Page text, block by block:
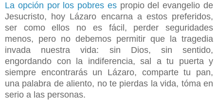
La opción por los pobres espropio del evangelio de
Jesucristo, hoy Lázaro encarna a estos preferidos,
ser como ellos no es fácil, perder seguridades
menos, pero no debemos permitir que la tragedia
invada nuestra vida: sin Dios, sin sentido,
engordando con la indiferencia, sal a tu puerta y
siempre encontrarás un Lázaro, comparte tu pan,
una palabra de aliento, no te pierdas la vida, tóma en
serio a las personas.